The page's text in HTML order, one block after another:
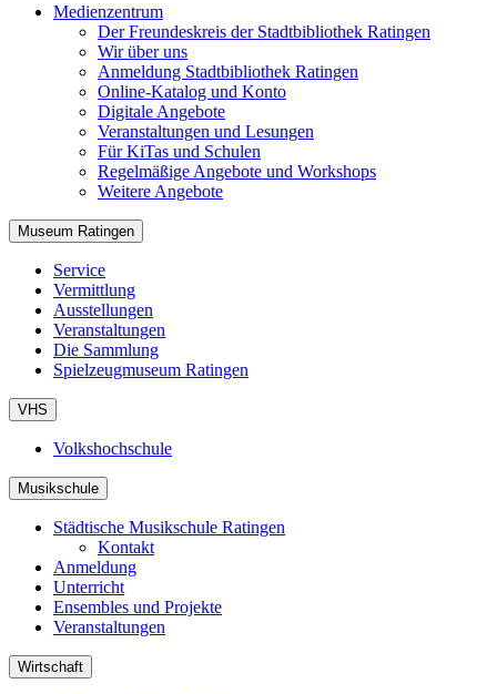
Medienzentrum
Der Freundeskreis der Stadtbibliothek Ratingen
Wir über uns
Anmeldung Stadtbibliothek Ratingen
Online-Katalog und Konto
Digitale Angebote
Veranstaltungen und Lesungen
Für KiTas und Schulen
Regelmäßige Angebote und Workshops
Weitere Angebote
Museum Ratingen
Service
Vermittlung
Ausstellungen
Veranstaltungen
Die Sammlung
Spielzeugmuseum Ratingen
VHS
Volkshochschule
Musikschule
Städtische Musikschule Ratingen
Kontakt
Anmeldung
Unterricht
Ensembles und Projekte
Veranstaltungen
Wirtschaft